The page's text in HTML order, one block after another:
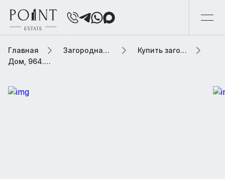
Главная Загородная элитная недвижимость
Купить загородную элитную недвижимость
Дом, 964.5 м² В коттеджном поселке «Усадьба СНТ»